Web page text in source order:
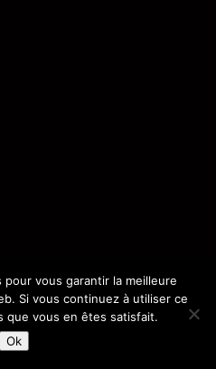
vous garantir la meilleure
Si vous continuez à utiliser ce
que vous en êtes satisfait.
Ok